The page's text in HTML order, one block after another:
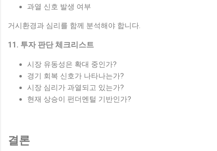
과열 신호 발생 여부
거시환경과 심리를 함께 분석해야 합니다.
11. 투자 판단 체크리스트
시장 유동성은 확대 중인가?
경기 회복 신호가 나타나는가?
시장 심리가 과열되고 있는가?
현재 상승이 펀더멘털 기반인가?
결론